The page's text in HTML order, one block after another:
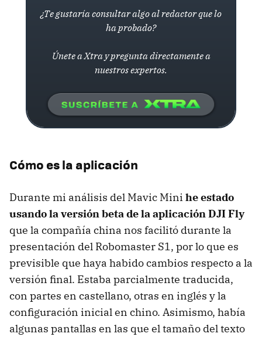
¿Te gustaría consultar algo al redactor que lo
ha probado?
Únete a Xtra y pregunta directamente a
nuestros expertos.
Cómo es la aplicación
Durante mi análisis del Mavic Mini he estado
usando la versión beta de la aplicación DJI Fly
que la compañía china nos facilitó durante la
presentación del Robomaster S1, por lo que es
previsible que haya habido cambios respecto a la
versión final. Estaba parcialmente traducida,
con partes en castellano, otras en inglés y la
configuración inicial en chino. Asimismo, había
algunas pantallas en las que el tamaño del texto